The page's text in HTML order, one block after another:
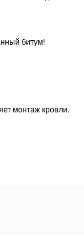
битум!
монтаж кровли.